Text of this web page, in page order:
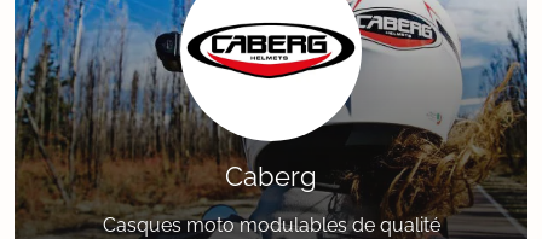
Caberg
Casques moto modulables de qualité